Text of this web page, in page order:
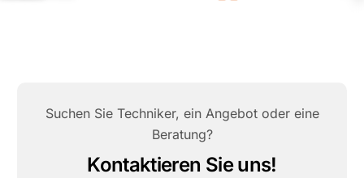
Suchen Sie Techniker, ein Angebot oder eine
Beratung?
Kontaktieren Sie uns!